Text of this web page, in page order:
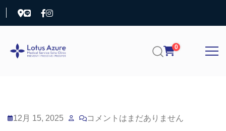
0
12月 15, 2025 コメントはまだありません